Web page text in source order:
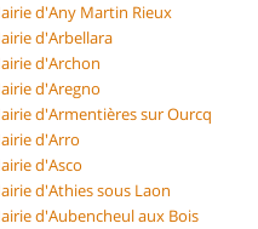
d'Any Martin Rieux
d'Arbellara
d'Archon
d'Aregno
d'Armentières sur Ourcq
d'Arro
d'Asco
d'Athies sous Laon
d'Aubencheul aux Bois